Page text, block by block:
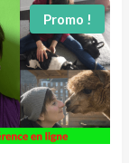
Promo !